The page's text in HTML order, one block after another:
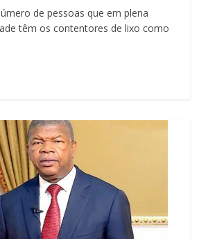
de pessoas que em plena
têm os contentores de lixo como